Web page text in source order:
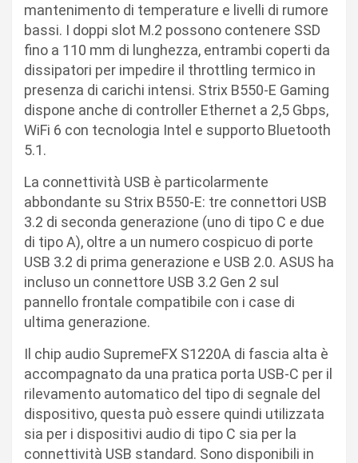
mantenimento di temperature e livelli di rumore
bassi. I doppi slot M.2 possono contenere SSD
fino a 110 mm di lunghezza, entrambi coperti da
dissipatori per impedire il throttling termico in
presenza di carichi intensi. Strix B550-E Gaming
dispone anche di controller Ethernet a 2,5 Gbps,
WiFi 6 con tecnologia Intel e supporto Bluetooth
5.1.
La connettività USB è particolarmente
abbondante su Strix B550-E: tre connettori USB
3.2 di seconda generazione (uno di tipo C e due
di tipo A), oltre a un numero cospicuo di porte
USB 3.2 di prima generazione e USB 2.0. ASUS ha
incluso un connettore USB 3.2 Gen 2 sul
pannello frontale compatibile con i case di
ultima generazione.
Il chip audio SupremeFX S1220A di fascia alta è
accompagnato da una pratica porta USB-C per il
rilevamento automatico del tipo di segnale del
dispositivo, questa può essere quindi utilizzata
sia per i dispositivi audio di tipo C sia per la
connettività USB standard. Sono disponibili in